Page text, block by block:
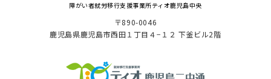
障がい者就労移⾏⽀援事業所ティオ⿅児島中央
〒890-0046
⿅児島県⿅児島市⻄⽥１丁⽬４−１２ 下釜ビル2階